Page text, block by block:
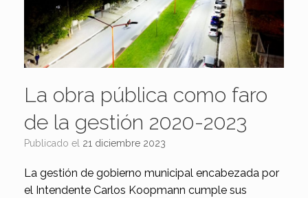
La obra pública como faro
de la gestión 2020-2023
Publicado el 21 diciembre 2023
La gestión de gobierno municipal encabezada por
el Intendente Carlos Koopmann cumple sus